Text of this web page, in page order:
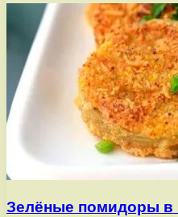
Зелёные помидоры в